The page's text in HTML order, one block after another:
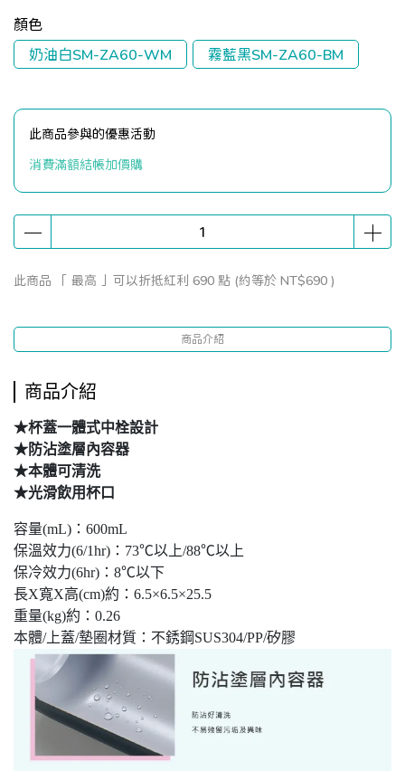
顏色
奶油白SM-ZA60-WM
霧藍黑SM-ZA60-BM
此商品參與的優惠活動
消費滿額結帳加價購
此商品 「 最高 」可以折抵紅利 690 點 (約等於 NT$690 )
商品介紹
商品介紹
★杯蓋一體式中栓設計
★防沾塗層內容器
★本體可清洗
★光滑飲用杯口
容量(mL)：600mL
保溫效力(6/1hr)：73℃以上/88℃以上
保冷效力(6hr)：8℃以下
長X寬X高(cm)約：6.5×6.5×25.5
重量(kg)約：0.26
本體/上蓋/墊圈材質：不銹鋼SUS304/PP/矽膠